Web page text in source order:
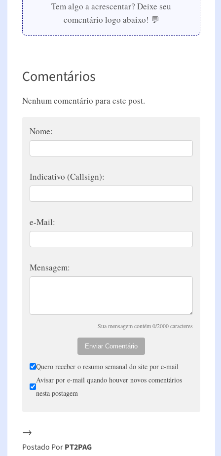
Tem algo a acrescentar? Deixe seu
comentário logo abaixo! 💬
Comentários
Nenhum comentário para este post.
Nome:
Indicativo (Callsign):
e-Mail:
Mensagem:
Sua mensagem contém 0/2000 caracteres
Enviar Comentário
Quero receber o resumo semanal do site por e-mail
Avisar por e-mail quando houver novos comentários
nesta postagem
→
Postado PorPT2PAG